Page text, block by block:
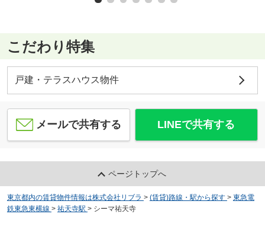
こだわり特集
戸建・テラスハウス物件
メールで共有する LINEで共有する
ページトップへ
東京都内の賃貸物件情報は株式会社リブラ > (賃貸)路線・駅から探す > 東急電
鉄東急東横線 > 祐天寺駅 > シーマ祐天寺